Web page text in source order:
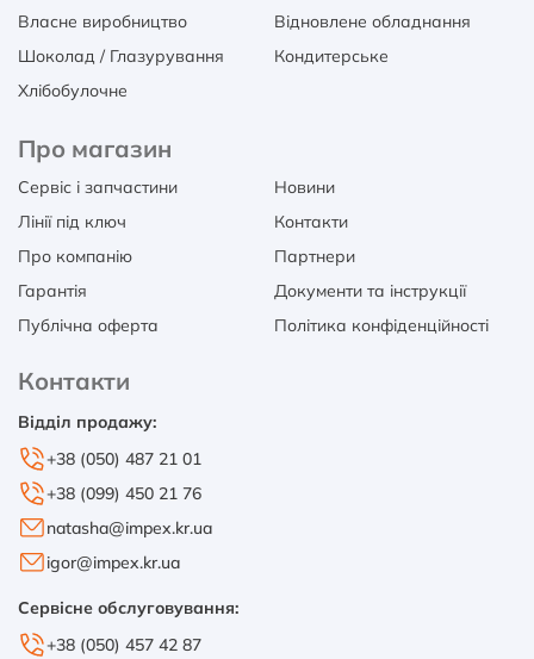
Власне виробництво
Відновлене обладнання
Шоколад / Глазурування
Кондитерське
Хлібобулочне
Про магазин
Сервіс і запчастини
Новини
Лінії під ключ
Контакти
Про компанію
Партнери
Гарантія
Документи та інструкції
Публічна оферта
Політика конфіденційності
Контакти
Відділ продажу:
+38 (050) 487 21 01
+38 (099) 450 21 76
natasha@impex.kr.ua
igor@impex.kr.ua
Сервісне обслуговування:
+38 (050) 457 42 87